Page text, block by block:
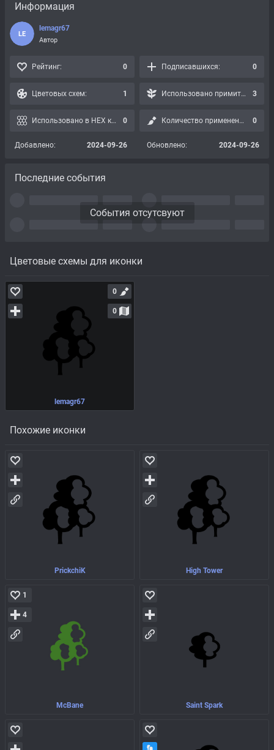
Цветовые схемы для иконки
lemagr67
0
0
Похожие иконки
PrickchiK High Tower
McBane
1
4
Saint Spark
Информация
LE
lemagr67
Автор
Рейтинг: 0 Подписавшихся: 0
Цветовых схем: 1 Использовано примитивов: 3
Использовано в HEX картах: 0 Количество применений: 0
Добавлено: 2024-09-26 Обновлено: 2024-09-26
Последние события
События отсутсвуют